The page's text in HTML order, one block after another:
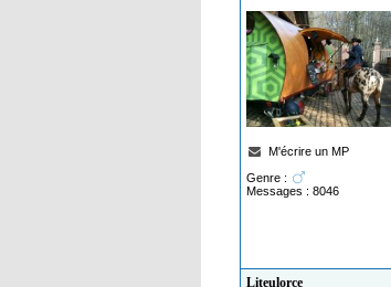
M'écrire un MP
Genre :
Messages : 8046
Liteulorce